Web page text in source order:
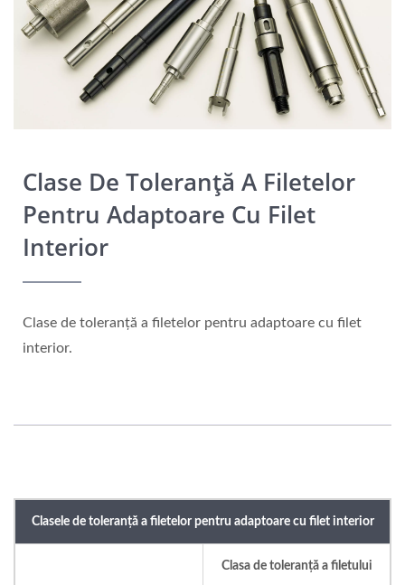
Clase De Toleranță A Filetelor
Pentru Adaptoare Cu Filet
Interior
Clase de toleranță a filetelor pentru adaptoare cu filet
interior.
Clasele de toleranță a filetelor pentru adaptoare cu filet interior
Clasa de toleranță a filetului